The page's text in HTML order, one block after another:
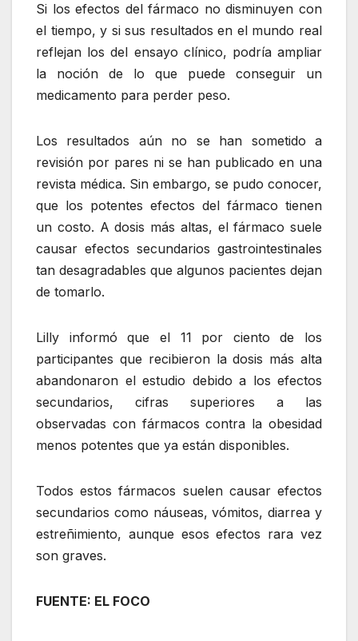
Si los efectos del fármaco no disminuyen con
el tiempo, y si sus resultados en el mundo real
reflejan los del ensayo clínico, podría ampliar
la noción de lo que puede conseguir un
medicamento para perder peso.
Los resultados aún no se han sometido a
revisión por pares ni se han publicado en una
revista médica. Sin embargo, se pudo conocer,
que los potentes efectos del fármaco tienen
un costo. A dosis más altas, el fármaco suele
causar efectos secundarios gastrointestinales
tan desagradables que algunos pacientes dejan
de tomarlo.
Lilly informó que el 11 por ciento de los
participantes que recibieron la dosis más alta
abandonaron el estudio debido a los efectos
secundarios, cifras superiores a las
observadas con fármacos contra la obesidad
menos potentes que ya están disponibles.
Todos estos fármacos suelen causar efectos
secundarios como náuseas, vómitos, diarrea y
estreñimiento, aunque esos efectos rara vez
son graves.
FUENTE: EL FOCO